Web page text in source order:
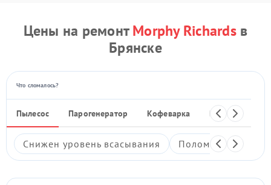
Цены на ремонтMorphy Richardsв
Брянске
Что сломалось?
Пылесос Парогенератор Кофеварка Кухонный
Снижен уровень всасывания Поломка кнопки